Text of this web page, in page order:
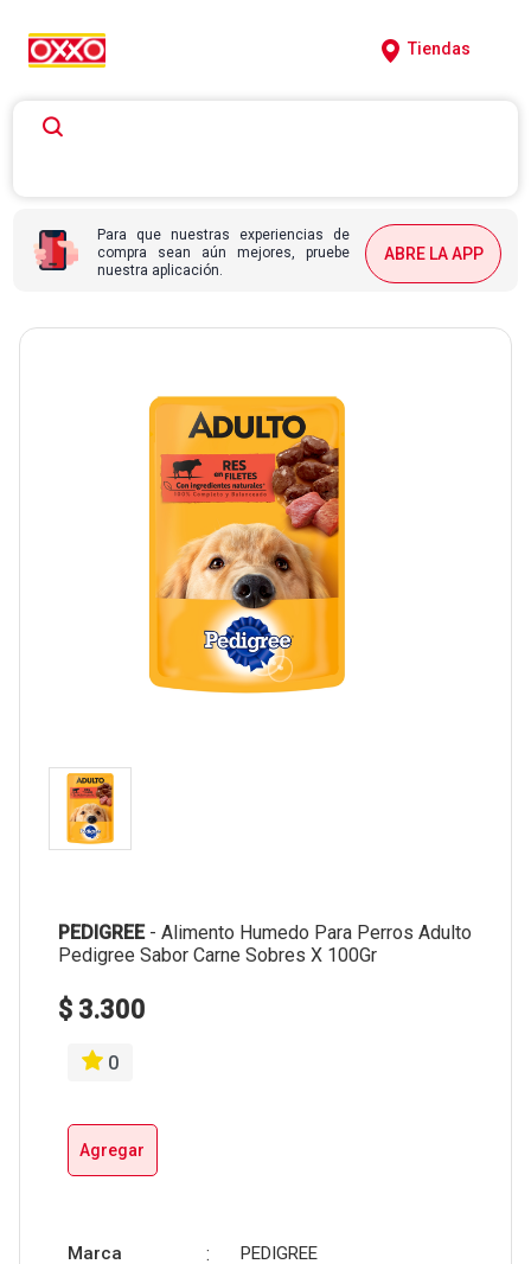
Tiendas
Para que nuestras experiencias de
compra sean aún mejores, pruebe
nuestra aplicación.
ABRE LA APP
PEDIGREE- Alimento Humedo Para Perros Adulto
Pedigree Sabor Carne Sobres X 100Gr
$ 3.300
0
Agregar
Marca :
PEDIGREE